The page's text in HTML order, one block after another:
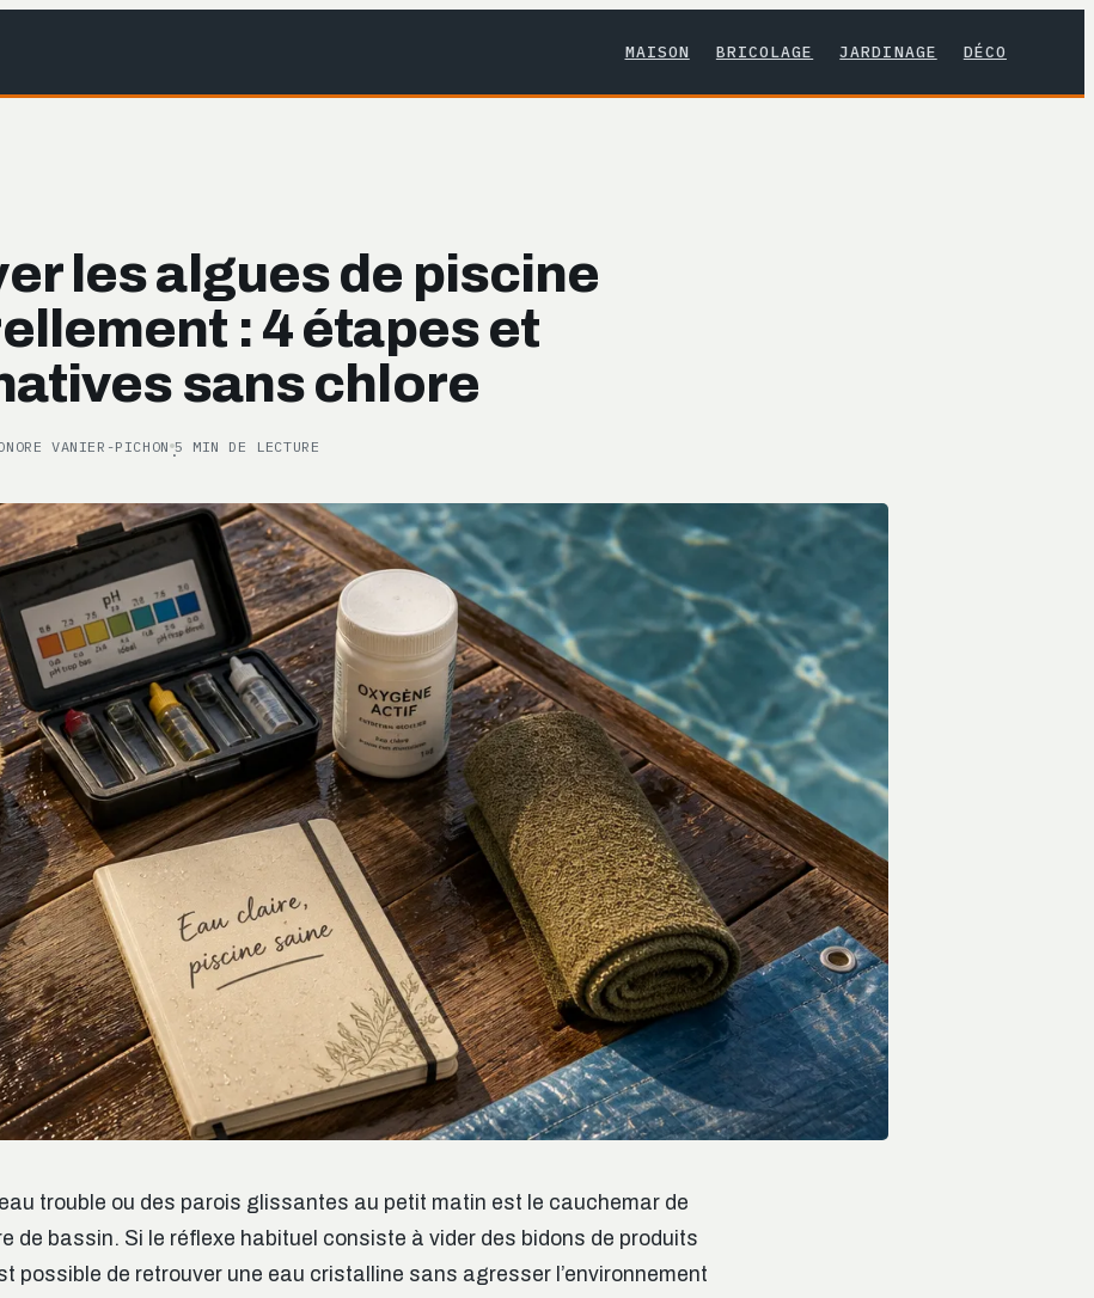
MAISON BRICOLAGE JARDINAGE DÉCO
les algues de piscine
: 4 étapes et
sans chlore
VANIER-PICHON ·5 MIN DE LECTURE
trouble ou des parois glissantes au petit matin est le cauchemar de
de bassin. Si le réflexe habituel consiste à vider des bidons de produits
possible de retrouver une eau cristalline sans agresser l’environnement